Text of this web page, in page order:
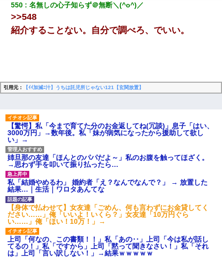
550 名無しの心子知らず＠無断＼(^o^)／
>>548
紹介することない。自分で調べろ、でいい。
引用元： 【ｲｲ加減ﾆ汁】うちは託児所じゃない121【玄関放置】
【驚愕】私「今まで育てた分のお金返してね(冗談)」息子「はい、
3000万円」→数年後。私「妹が病気になったから援助して欲し
い」→
姉旦那の友達「ほんとのパパだよ～」私のお腹を触ってほざく。
→思わず手を叩いて振り払ったら…
私「結婚やめるわ」 婚約者「え？なんでなんで？」 → 放置した
結果…｜生活｜ワロタあんてな
【身体で払わせて】女友達「ごめん、何も言わずにお金貸してく
ださい……」俺「いいよ！いくら？」女友達「10万円ぐら
い……」俺「ほい！10万！」→
上司「何なの、この書類！！」私「あの‥」上司「今は私が話し
てるの！」私「ですから」上司「黙って聞きなさい！」私「それ
は」上司「言い訳しない！」→結果ｗｗｗｗｗ